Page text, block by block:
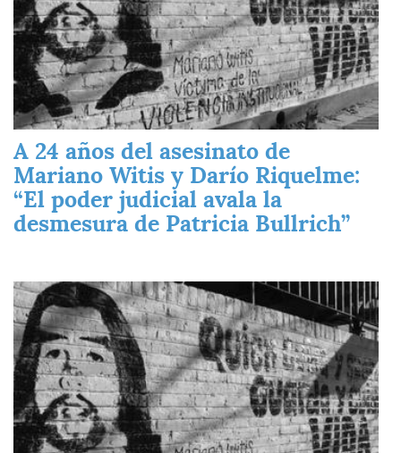
A 24 años del asesinato de
Mariano Witis y Darío Riquelme:
“El poder judicial avala la
desmesura de Patricia Bullrich”
Imagen